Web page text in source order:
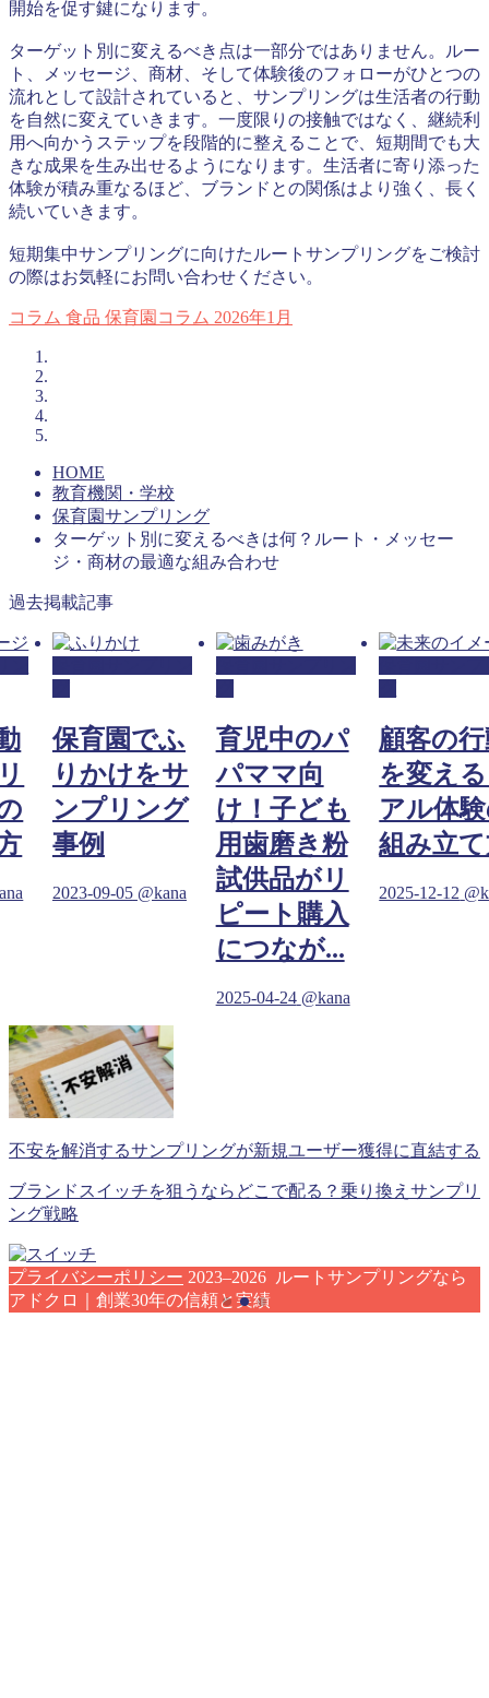
開始を促す鍵になります。
ターゲット別に変えるべき点は一部分ではありません。ルー
ト、メッセージ、商材、そして体験後のフォローがひとつの
流れとして設計されていると、サンプリングは生活者の行動
を自然に変えていきます。一度限りの接触ではなく、継続利
用へ向かうステップを段階的に整えることで、短期間でも大
きな成果を生み出せるようになります。生活者に寄り添った
体験が積み重なるほど、ブランドとの関係はより強く、長く
続いていきます。
短期集中サンプリングに向けたルートサンプリングをご検討
の際はお気軽にお問い合わせください。
コラム 食品 保育園コラム 2026年1月
HOME
教育機関・学校
保育園サンプリング
ターゲット別に変えるべきは何？ルート・メッセー
ジ・商材の最適な組み合わせ
過去掲載記事
保育園でふ
りかけをサ
ンプリング
事例
2023-09-05 @kana
育児中のパ
パママ向
け！子ども
用歯磨き粉
試供品がリ
ピート購入
につなが...
2025-04-24 @kana
顧客の
を変え
アル体
組み立
2025-12-12
不安を解消するサンプリングが新規ユーザー獲得に直結する
ブランドスイッチを狙うならどこで配る？乗り換えサンプリ
ング戦略
プライバシーポリシー 2023–2026 ルートサンプリングなら
アドクロ｜創業30年の信頼と実績